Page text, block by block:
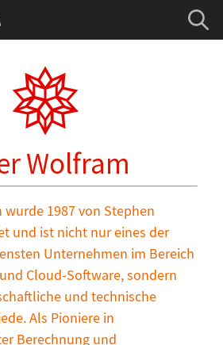
Wolfram
wurde 1987 von Stephen
und ist nicht nur eines der
Unternehmen im Bereich
Cloud-Software, sondern
und technische
Als Pioniere in
Berechnung und